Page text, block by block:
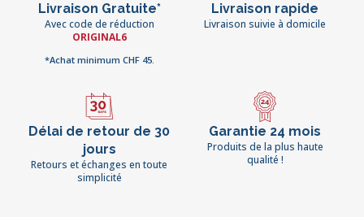
Livraison Gratuite*
Avec code de réduction
ORIGINAL6
*Achat minimum CHF 45.
Livraison rapide
Livraison suivie à domicile
Délai de retour de 30
jours
Retours et échanges en toute
simplicité
Garantie 24 mois
Produits de la plus haute
qualité !